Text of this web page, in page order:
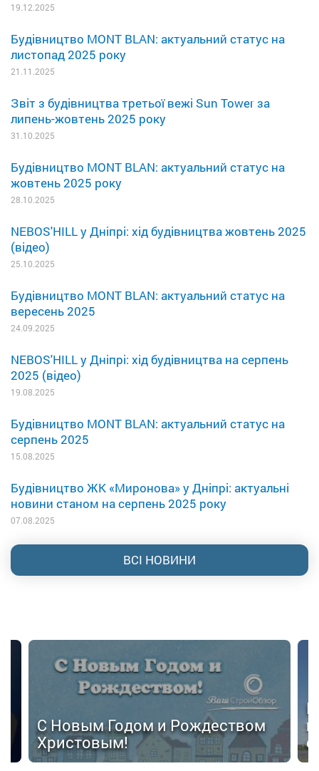
19.12.2025
Будівництво MONT BLAN: актуальний статус на
листопад 2025 року
21.11.2025
Звіт з будівництва третьої вежі Sun Tower за
липень-жовтень 2025 року
31.10.2025
Будівництво MONT BLAN: актуальний статус на
жовтень 2025 року
28.10.2025
NEBOS'HILL у Дніпрі: хід будівництва жовтень 2025
(відео)
25.10.2025
Будівництво MONT BLAN: актуальний статус на
вересень 2025
24.09.2025
NEBOS'HILL у Дніпрі: хід будівництва на серпень
2025 (відео)
19.08.2025
Будівництво MONT BLAN: актуальний статус на
серпень 2025
15.08.2025
Будівництво ЖК «Миронова» у Дніпрі: актуальні
новини станом на серпень 2025 року
07.08.2025
ВСІ НОВИНИ
С Новым Годом и Рождеством
Христовым!